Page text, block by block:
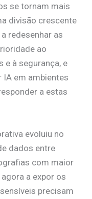
se tornam mais
divisão crescente
redesenhar as
ao
e à segurança, e
IA em ambientes
a estas
evoluiu no
dados entre
com maior
a expor os
precisam